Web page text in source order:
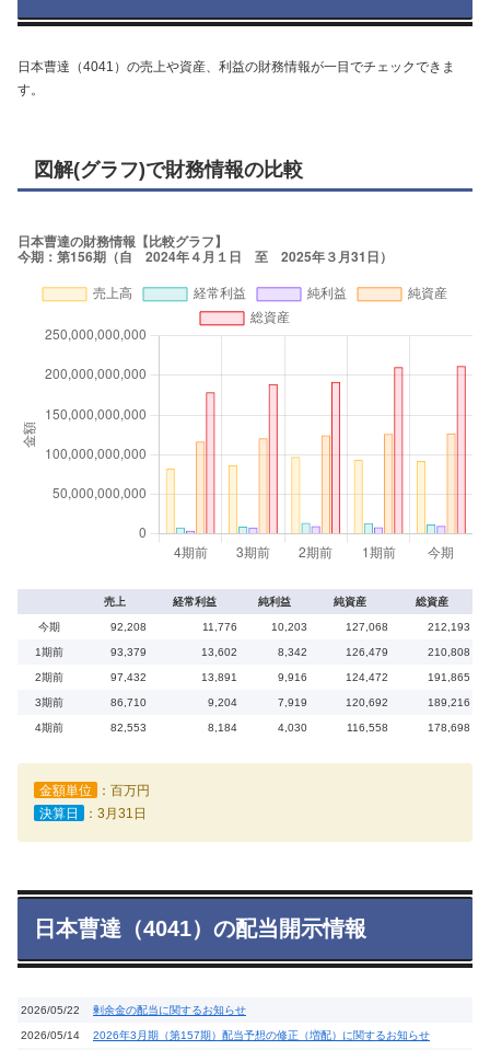
日本曹達（4041）の売上や資産、利益の財務情報が一目でチェックできま
す。
図解(グラフ)で財務情報の比較
売上 経常利益 純利益 純資産 総資産
今期 92,208 11,776 10,203 127,068 212,193
1期前 93,379 13,602 8,342 126,479 210,808
2期前 97,432 13,891 9,916 124,472 191,865
3期前 86,710 9,204 7,919 120,692 189,216
4期前 82,553 8,184 4,030 116,558 178,698
金額単位
：百万円
決算日
：3月31日
日本曹達（4041）の配当開示情報
2026/05/22 剰余金の配当に関するお知らせ
2026/05/14 2026年3月期（第157期）配当予想の修正（増配）に関するお知らせ